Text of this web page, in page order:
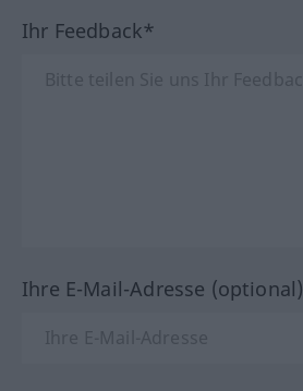
Ihr Feedback*
Ihre E-Mail-Adresse (optional)